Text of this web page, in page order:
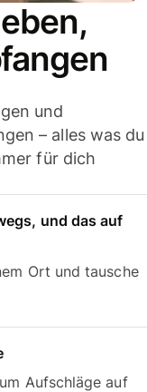
und
– alles was du
für dich
und das auf
Ort und tausche
Aufschläge auf